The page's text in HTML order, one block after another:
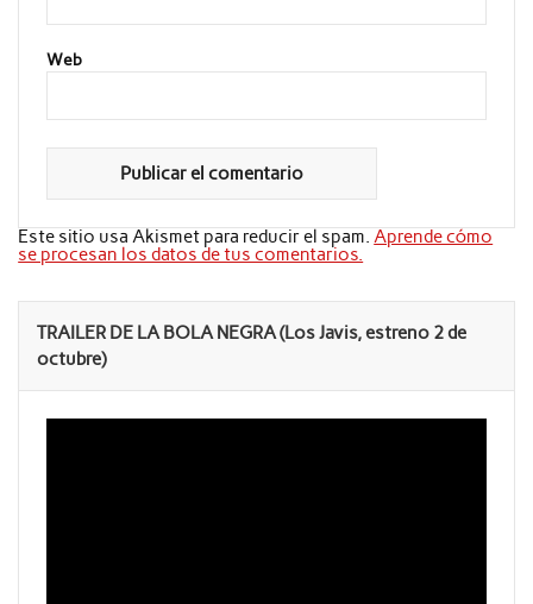
Web
Este sitio usa Akismet para reducir el spam.Aprende cómo
se procesan los datos de tus comentarios.
TRAILER DE LA BOLA NEGRA (Los Javis, estreno 2 de
octubre)
Reproductor